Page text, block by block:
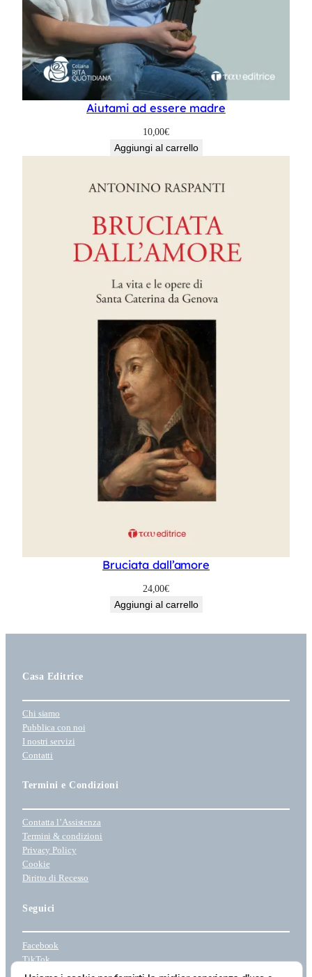
Aiutami ad essere madre
10,00€
Aggiungi al carrello
Bruciata dall’amore
24,00€
Aggiungi al carrello
Casa Editrice
Chi siamo
Pubblica con noi
I nostri servizi
Contatti
Termini e Condizioni
Contatta l’Assistenza
Termini & condizioni
Privacy Policy
Cookie
Diritto di Recesso
Seguici
Facebook
TikTok
Instagram